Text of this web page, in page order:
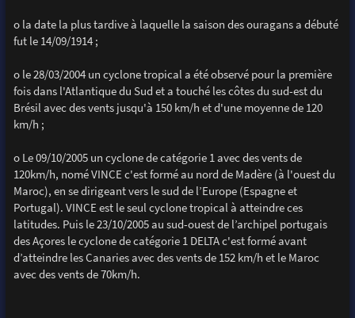
o la date la plus tardive à laquelle la saison des ouragans a débuté
fut le 14/09/1914 ;
o le 28/03/2004 un cyclone tropical a été observé pour la première
fois dans l'Atlantique du Sud et a touché les côtes du sud-est du
Brésil avec des vents jusqu'à 150 km/h et d'une moyenne de 120
km/h ;
o Le 09/10/2005 un cyclone de catégorie 1 avec des vents de
120km/h, nomé VINCE c'est formé au nord de Madère (à l'ouest du
Maroc), en se dirigeant vers le sud de l’Europe (Espagne et
Portugal). VINCE est le seul cyclone tropical à atteindre ces
latitudes. Puis le 23/10/2005 au sud-ouest de l’archipel portugais
des Açores le cyclone de catégorie 1 DELTA c'est formé avant
d’atteindre les Canaries avec des vents de 152 km/h et le Maroc
avec des vents de 70km/h.